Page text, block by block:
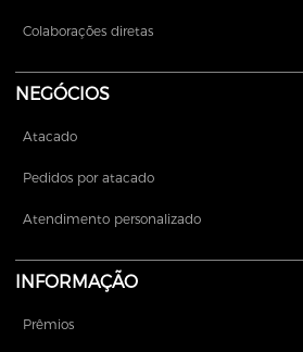
Colaborações diretas
NEGÓCIOS
Atacado
Pedidos por atacado
Atendimento personalizado
INFORMAÇÃO
Prêmios